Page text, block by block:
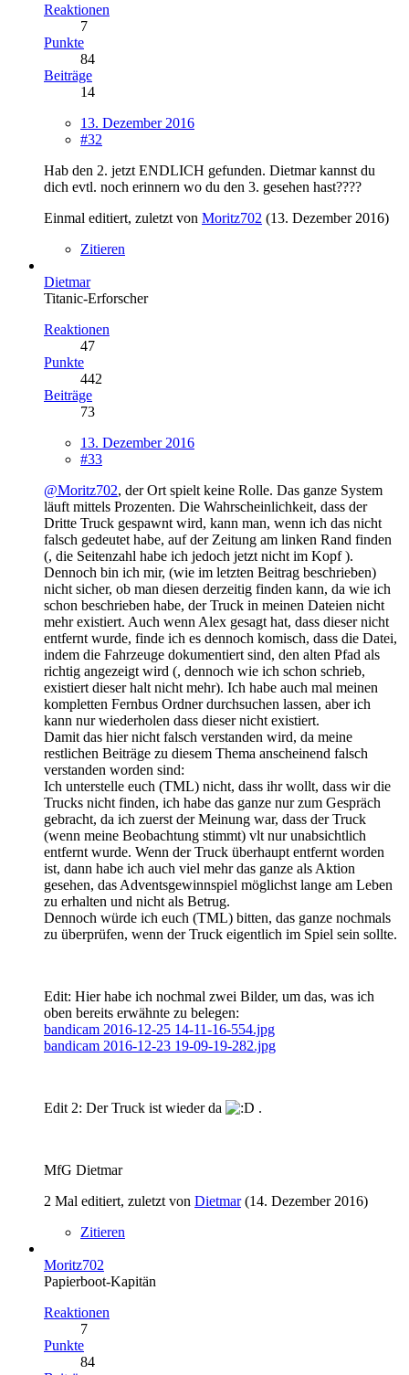
Reaktionen
7
Punkte
84
Beiträge
14
13. Dezember 2016
#32
Hab den 2. jetzt ENDLICH gefunden. Dietmar kannst du
dich evtl. noch erinnern wo du den 3. gesehen hast????
Einmal editiert, zuletzt von Moritz702 (13. Dezember 2016)
Zitieren
Dietmar
Titanic-Erforscher
Reaktionen
47
Punkte
442
Beiträge
73
13. Dezember 2016
#33
@Moritz702, der Ort spielt keine Rolle. Das ganze System
läuft mittels Prozenten. Die Wahrscheinlichkeit, dass der
Dritte Truck gespawnt wird, kann man, wenn ich das nicht
falsch gedeutet habe, auf der Zeitung am linken Rand finden
(, die Seitenzahl habe ich jedoch jetzt nicht im Kopf ).
Dennoch bin ich mir, (wie im letzten Beitrag beschrieben)
nicht sicher, ob man diesen derzeitig finden kann, da wie ich
schon beschrieben habe, der Truck in meinen Dateien nicht
mehr existiert. Auch wenn Alex gesagt hat, dass dieser nicht
entfernt wurde, finde ich es dennoch komisch, dass die Datei,
indem die Fahrzeuge dokumentiert sind, den alten Pfad als
richtig angezeigt wird (, dennoch wie ich schon schrieb,
existiert dieser halt nicht mehr). Ich habe auch mal meinen
kompletten Fernbus Ordner durchsuchen lassen, aber ich
kann nur wiederholen dass dieser nicht existiert.
Damit das hier nicht falsch verstanden wird, da meine
restlichen Beiträge zu diesem Thema anscheinend falsch
verstanden worden sind:
Ich unterstelle euch (TML) nicht, dass ihr wollt, dass wir die
Trucks nicht finden, ich habe das ganze nur zum Gespräch
gebracht, da ich zuerst der Meinung war, dass der Truck
(wenn meine Beobachtung stimmt) vlt nur unabsichtlich
entfernt wurde. Wenn der Truck überhaupt entfernt worden
ist, dann habe ich auch viel mehr das ganze als Aktion
gesehen, das Adventsgewinnspiel möglichst lange am Leben
zu erhalten und nicht als Betrug.
Dennoch würde ich euch (TML) bitten, das ganze nochmals
zu überprüfen, wenn der Truck eigentlich im Spiel sein sollte.
Edit: Hier habe ich nochmal zwei Bilder, um das, was ich
oben bereits erwähnte zu belegen:
bandicam 2016-12-25 14-11-16-554.jpg
bandicam 2016-12-23 19-09-19-282.jpg
Edit 2: Der Truck ist wieder da .
MfG Dietmar
2 Mal editiert, zuletzt von Dietmar(14. Dezember 2016)
Zitieren
Moritz702
Papierboot-Kapitän
Reaktionen
7
Punkte
84